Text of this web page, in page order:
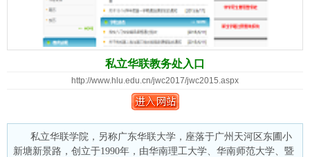
私立华联教务处入口
http://www.hlu.edu.cn/jwc2017/jwc2015.aspx
私立华联学院，另称广东华联大学，座落于广州天河区东圃小
新塘新景路，创立于1990年，由华南理工大学、华南师范大学、暨